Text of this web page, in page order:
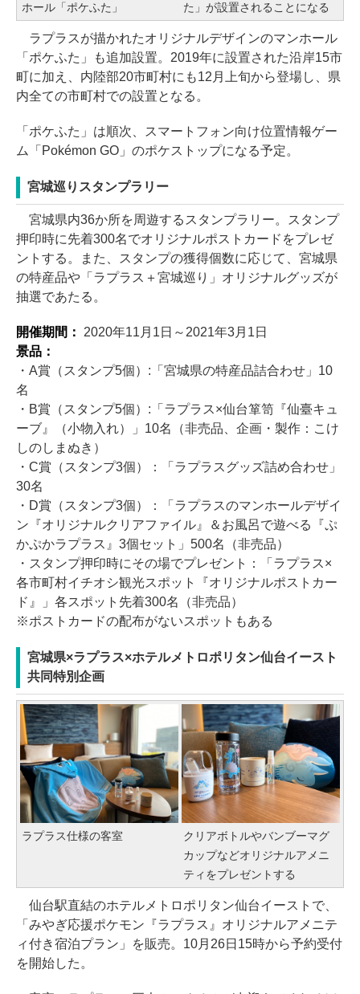
ホール「ポケふた」
た」が設置されることになる
ラプラスが描かれたオリジナルデザインのマンホール
「ポケふた」も追加設置。2019年に設置された沿岸15市
町に加え、内陸部20市町村にも12月上旬から登場し、県
内全ての市町村での設置となる。
「ポケふた」は順次、スマートフォン向け位置情報ゲー
ム「Pokémon GO」のポケストップになる予定。
宮城巡りスタンプラリー
宮城県内36か所を周遊するスタンプラリー。スタンプ
押印時に先着300名でオリジナルポストカードをプレゼ
ントする。また、スタンプの獲得個数に応じて、宮城県
の特産品や「ラプラス＋宮城巡り」オリジナルグッズが
抽選であたる。
開催期間： 2020年11月1日～2021年3月1日
景品：
・A賞（スタンプ5個）:「宮城県の特産品詰合わせ」10
名
・B賞（スタンプ5個）:「ラプラス×仙台箪笥『仙臺キュ
ーブ』（小物入れ）」10名（非売品、企画・製作：こけ
しのしまぬき）
・C賞（スタンプ3個）：「ラプラスグッズ詰め合わせ」
30名
・D賞（スタンプ3個）：「ラプラスのマンホールデザイ
ン『オリジナルクリアファイル』＆お風呂で遊べる『ぷ
かぷかラプラス』3個セット」500名（非売品）
・スタンプ押印時にその場でプレゼント：「ラプラス×
各市町村イチオシ観光スポット『オリジナルポストカー
ド』」各スポット先着300名（非売品）
※ポストカードの配布がないスポットもある
宮城県×ラプラス×ホテルメトロポリタン仙台イースト
共同特別企画
ラプラス仕様の客室
クリアボトルやバンブーマグ
カップなどオリジナルアメニ
ティをプレゼントする
仙台駅直結のホテルメトロポリタン仙台イーストで、
「みやぎ応援ポケモン『ラプラス』オリジナルアメニテ
ィ付き宿泊プラン」を販売。10月26日15時から予約受付
を開始した。